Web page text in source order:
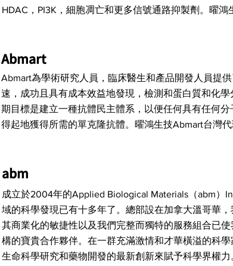
HDAC，PI3K，細胞凋亡和更多信號通路抑製劑。曜鴻
Abmart
Abmart為學術研究人員，臨床醫生和產品開發人員提
速，成功且具有成本效益地發現，檢測和蛋白質和化
期目標是建立一種抗體民主體系，以便任何具有任何
得起地獲得所需的單克隆抗體。曜鴻生技Abmart台灣代
abm
成立於2004年的Applied Biological Materials（abm）
域的科學發現已有十多年了。總部設在加拿大溫哥華
其商業化的敏捷性以及我們完整而獨特的服務組合已
構的寶貴合作夥伴。在一群充滿激情和才華橫溢的科
生命科學研究和藥物開發的最新創新來賦予科學界權力